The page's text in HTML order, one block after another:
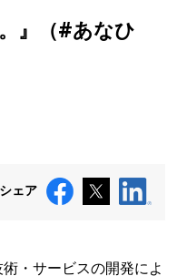
』（#あなひ
シェア
・サービスの開発によ